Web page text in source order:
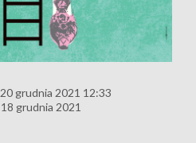
20 grudnia 2021 12:33
18 grudnia 2021